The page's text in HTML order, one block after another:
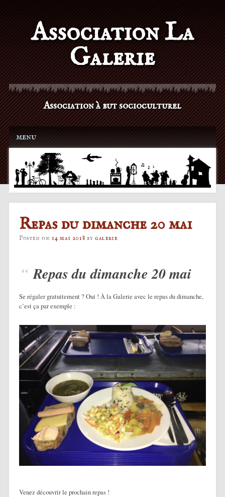
Association La
Galerie
Association à but socioculturel
Main menu
Skip to content
menu
Repas du dimanche 20 mai
Posted on14 mai 2018 by galerie
Repas du dimanche 20 mai
Se régaler gratuitement ? Oui ! À la Galerie avec le repas du dimanche,
c’est ça par exemple :
Venez découvrir le prochain repas !